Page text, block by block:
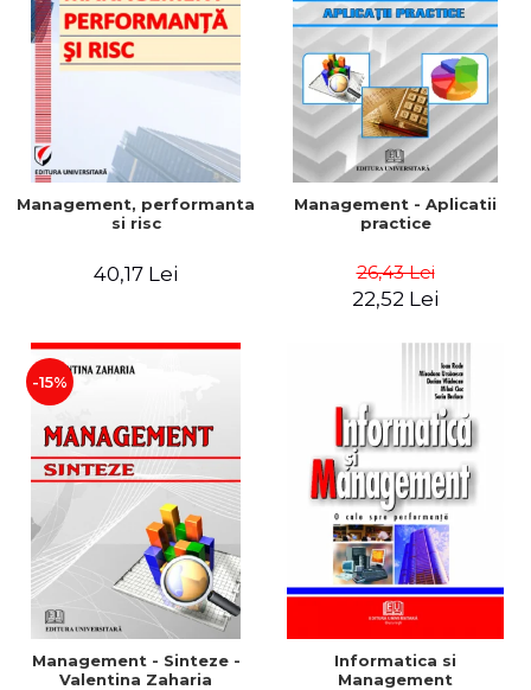
Management, performanta
si risc
40,17 Lei
Management - Aplicatii
practice
26,43 Lei
22,52 Lei
-15%
Management - Sinteze -
Valentina Zaharia
Informatica si
Management